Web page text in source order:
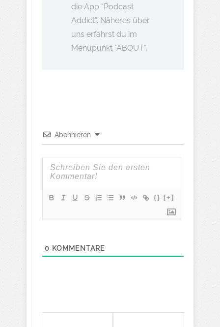
die App "Podcast
Addict". Näheres über
uns erfährst du im
Menüpunkt "ABOUT".
Abonnieren
{} [+]
0 KOMMENTARE